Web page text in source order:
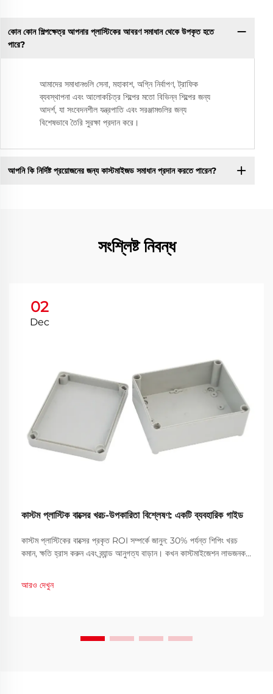
কোন কোন শিল্পক্ষেত্র আপনার প্লাস্টিকের আবরণ সমাধান থেকে উপকৃত হতে
পারে?
আমাদের সমাধানগুলি সেনা, মহাকাশ, অগ্নি নির্বাপণ, ট্রাফিক
ব্যবস্থাপনা এবং আলোকচিত্র শিল্পের মতো বিভিন্ন শিল্পের জন্য
আদর্শ, যা সংবেদনশীল যন্ত্রপাতি এবং সরঞ্জামগুলির জন্য
বিশেষভাবে তৈরি সুরক্ষা প্রদান করে।
আপনি কি নির্দিষ্ট প্রয়োজনের জন্য কাস্টমাইজড সমাধান প্রদান করতে পারেন?
সংশ্লিষ্ট নিবন্ধ
02
Dec
কাস্টম প্লাস্টিক বাক্সের খরচ-উপকারিতা বিশ্লেষণ: একটি ব্যবহারিক গাইড
কাস্টম প্লাস্টিকের বাক্সের প্রকৃত ROI সম্পর্কে জানুন: 30% পর্যন্ত শিপিং খরচ
কমান, ক্ষতি হ্রাস করুন এবং ব্র্যান্ড আনুগত্য বাড়ান। কখন কাস্টমাইজেশন লাভজনক
আরও দেখুন